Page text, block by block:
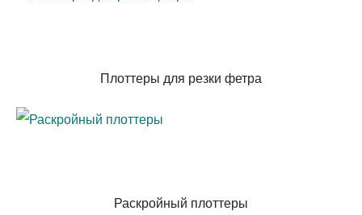
Плоттеры для резки фетра
Раскройный плоттеры